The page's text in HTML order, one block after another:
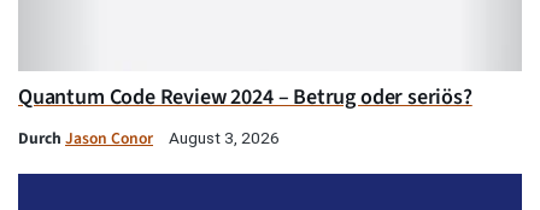
Quantum Code Review 2024 – Betrug oder seriös?
Durch Jason Conor August 3, 2026